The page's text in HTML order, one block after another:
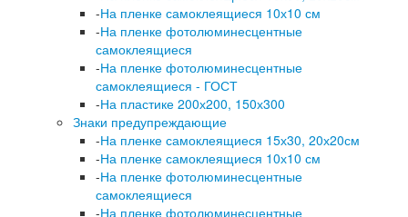
-На пленке самоклеящиеся 10х10 см
-На пленке фотолюминесцентные
самоклеящиеся
-На пленке фотолюминесцентные
самоклеящиеся - ГОСТ
-На пластике 200х200, 150х300
Знаки предупреждающие
-На пленке самоклеящиеся 15х30, 20х20см
-На пленке самоклеящиеся 10х10 см
-На пленке фотолюминесцентные
самоклеящиеся
-На пленке фотолюминесцентные